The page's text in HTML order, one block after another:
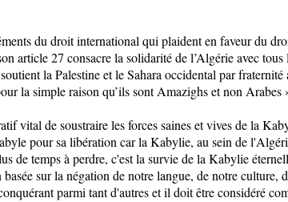
du droit international qui plaident en faveur du
article 27 consacre la solidarité de l’Algérie avec
la Palestine et le Sahara occidental par
la simple raison qu’ils sont Amazighs et non Arabes
vital de soustraire les forces saines et vives de la
pour sa libération car la Kabylie, au sein de
de temps à perdre, c'est la survie de la Kabylie
sur la négation de notre langue, de notre
parmi tant d'autres et il doit être considéré